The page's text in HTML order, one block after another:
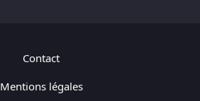
Contact
Mentions légales